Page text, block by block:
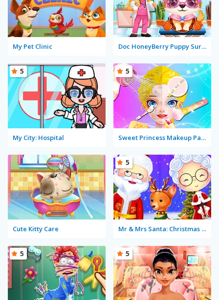
My Pet Clinic Doc HoneyBerry Puppy Surgery
My City: Hospital
5
Sweet Princess Makeup Party
5
Cute Kitty Care Mr & Mrs Santa: Christmas Adventure
5
5 5